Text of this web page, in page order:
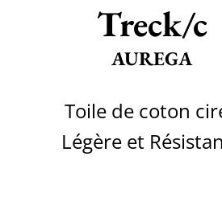
Treck/c
AUREGA
Toile de coton
Légère et